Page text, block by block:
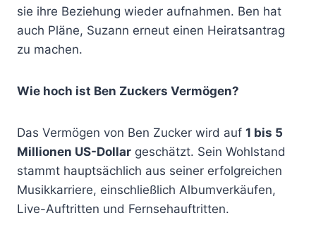
sie ihre Beziehung wieder aufnahmen. Ben hat
auch Pläne, Suzann erneut einen Heiratsantrag
zu machen.
Wie hoch ist Ben Zuckers Vermögen?
Das Vermögen von Ben Zucker wird auf 1 bis 5
Millionen US-Dollar geschätzt. Sein Wohlstand
stammt hauptsächlich aus seiner erfolgreichen
Musikkarriere, einschließlich Albumverkäufen,
Live-Auftritten und Fernsehauftritten.